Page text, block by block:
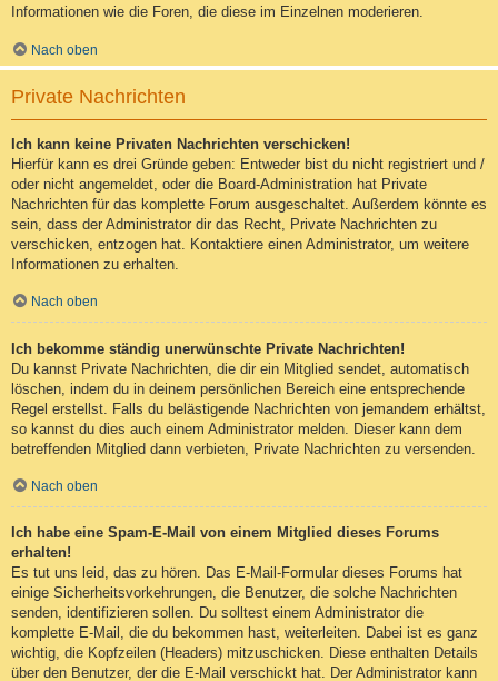
Informationen wie die Foren, die diese im Einzelnen moderieren.
Nach oben
Private Nachrichten
Ich kann keine Privaten Nachrichten verschicken!
Hierfür kann es drei Gründe geben: Entweder bist du nicht registriert und /
oder nicht angemeldet, oder die Board-Administration hat Private
Nachrichten für das komplette Forum ausgeschaltet. Außerdem könnte es
sein, dass der Administrator dir das Recht, Private Nachrichten zu
verschicken, entzogen hat. Kontaktiere einen Administrator, um weitere
Informationen zu erhalten.
Nach oben
Ich bekomme ständig unerwünschte Private Nachrichten!
Du kannst Private Nachrichten, die dir ein Mitglied sendet, automatisch
löschen, indem du in deinem persönlichen Bereich eine entsprechende
Regel erstellst. Falls du belästigende Nachrichten von jemandem erhältst,
so kannst du dies auch einem Administrator melden. Dieser kann dem
betreffenden Mitglied dann verbieten, Private Nachrichten zu versenden.
Nach oben
Ich habe eine Spam-E-Mail von einem Mitglied dieses Forums
erhalten!
Es tut uns leid, das zu hören. Das E-Mail-Formular dieses Forums hat
einige Sicherheitsvorkehrungen, die Benutzer, die solche Nachrichten
senden, identifizieren sollen. Du solltest einem Administrator die
komplette E-Mail, die du bekommen hast, weiterleiten. Dabei ist es ganz
wichtig, die Kopfzeilen (Headers) mitzuschicken. Diese enthalten Details
über den Benutzer, der die E-Mail verschickt hat. Der Administrator kann